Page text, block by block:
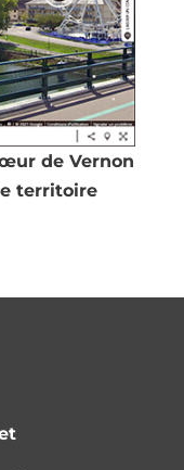
de Vernon
territoire